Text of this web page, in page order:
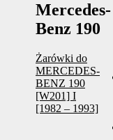
Mercedes-
Benz 190
Żarówki do
MERCEDES-
BENZ 190
[W201] I
[1982 – 1993]